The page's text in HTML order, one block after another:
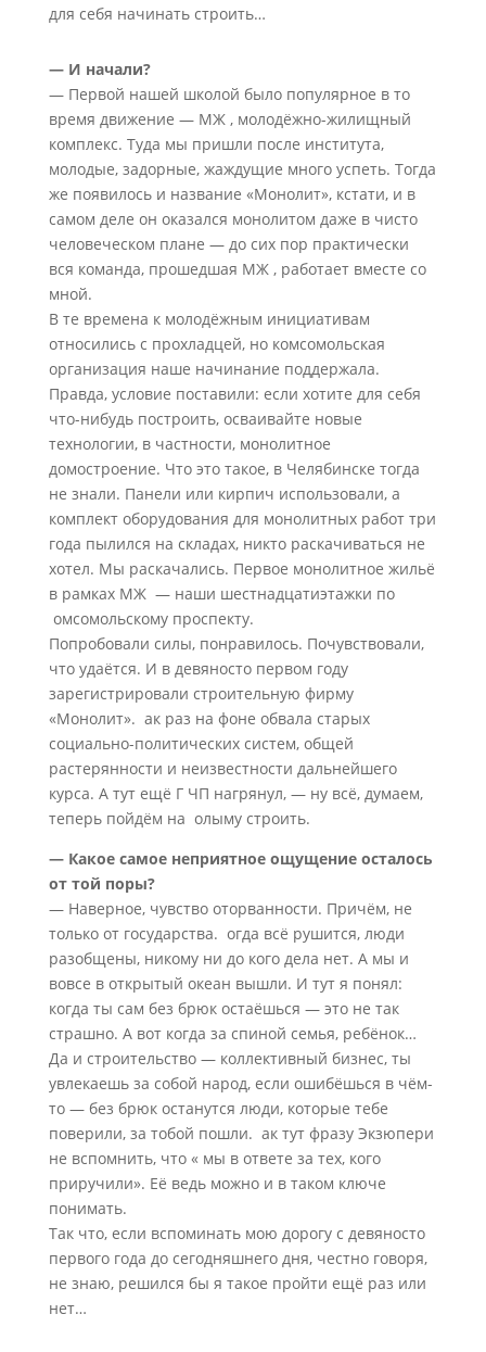
для себя начинать строить…
— И начали?
— Первой нашей школой было популярное в то
время движение — МЖ , молодёжно-жилищный
комплекс. Туда мы пришли после института,
молодые, задорные, жаждущие много успеть. Тогда
же появилось и название «Монолит», кстати, и в
самом деле он оказался монолитом даже в чисто
человеческом плане — до сих пор практически
вся команда, прошедшая МЖ , работает вместе со
мной.
В те времена к молодёжным инициативам
относились с прохладцей, но комсомольская
организация наше начинание поддержала.
Правда, условие поставили: если хотите для себя
что-нибудь построить, осваивайте новые
технологии, в частности, монолитное
домостроение. Что это такое, в Челябинске тогда
не знали. Панели или кирпич использовали, а
комплект оборудования для монолитных работ три
года пылился на складах, никто раскачиваться не
хотел. Мы раскачались. Первое монолитное жильё
в рамках МЖ — наши шестнадцатиэтажки по
омсомольскому проспекту.
Попробовали силы, понравилось. Почувствовали,
что удаётся. И в девяносто первом году
зарегистрировали строительную фирму
«Монолит». ак раз на фоне обвала старых
социально-политических систем, общей
растерянности и неизвестности дальнейшего
курса. А тут ещё Г ЧП нагрянул, — ну всё, думаем,
теперь пойдём на олыму строить.
— Какое самое неприятное ощущение осталось
от той поры?
— Наверное, чувство оторванности. Причём, не
только от государства. огда всё рушится, люди
разобщены, никому ни до кого дела нет. А мы и
вовсе в открытый океан вышли. И тут я понял:
когда ты сам без брюк остаёшься — это не так
страшно. А вот когда за спиной семья, ребёнок…
Да и строительство — коллективный бизнес, ты
увлекаешь за собой народ, если ошибёшься в чём-
то — без брюк останутся люди, которые тебе
поверили, за тобой пошли. ак тут фразу Экзюпери
не вспомнить, что « мы в ответе за тех, кого
приручили». Её ведь можно и в таком ключе
понимать.
Так что, если вспоминать мою дорогу с девяносто
первого года до сегодняшнего дня, честно говоря,
не знаю, решился бы я такое пройти ещё раз или
нет…